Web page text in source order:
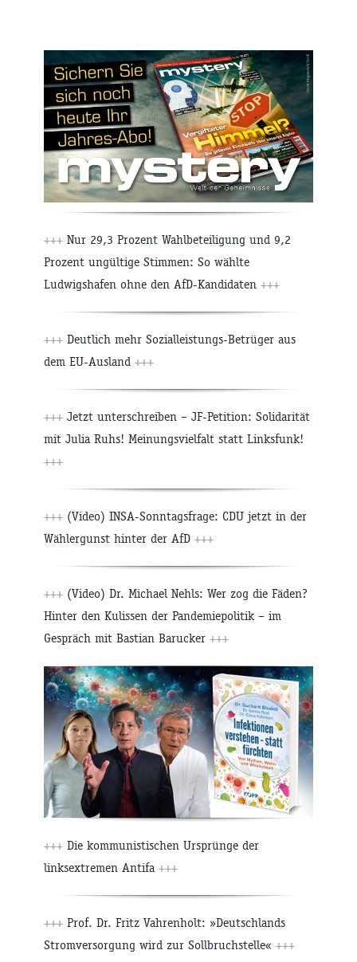
+++ Nur 29,3 Prozent Wahlbeteiligung und 9,2
Prozent ungültige Stimmen: So wählte
Ludwigshafen ohne den AfD-Kandidaten +++
+++ Deutlich mehr Sozialleistungs-Betrüger aus
dem EU-Ausland +++
+++ Jetzt unterschreiben – JF-Petition: Solidarität
mit Julia Ruhs! Meinungsvielfalt statt Linksfunk!
+++
+++ (Video) INSA-Sonntagsfrage: CDU jetzt in der
Wählergunst hinter der AfD +++
+++ (Video) Dr. Michael Nehls: Wer zog die Fäden?
Hinter den Kulissen der Pandemiepolitik – im
Gespräch mit Bastian Barucker +++
+++ Die kommunistischen Ursprünge der
linksextremen Antifa +++
+++ Prof. Dr. Fritz Vahrenholt: »Deutschlands
Stromversorgung wird zur Sollbruchstelle« +++